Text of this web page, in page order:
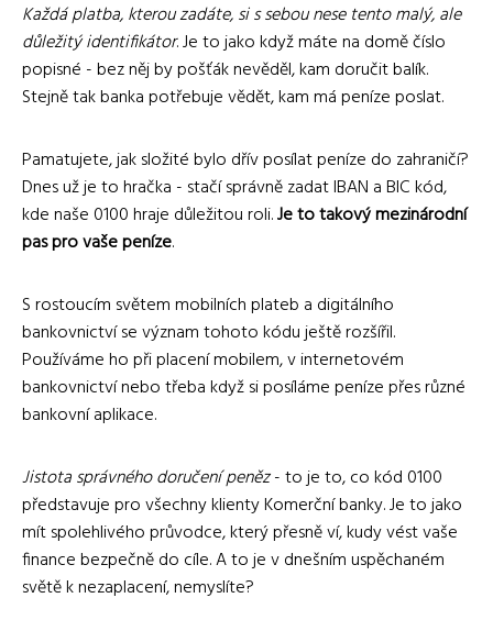
Každá platba, kterou zadáte, si s sebou nese tento malý, ale
důležitý identifikátor. Je to jako když máte na domě číslo
popisné - bez něj by pošťák nevěděl, kam doručit balík.
Stejně tak banka potřebuje vědět, kam má peníze poslat.
Pamatujete, jak složité bylo dřív posílat peníze do zahraničí?
Dnes už je to hračka - stačí správně zadat IBAN a BIC kód,
kde naše 0100 hraje důležitou roli.Je to takový mezinárodní
pas pro vaše peníze.
S rostoucím světem mobilních plateb a digitálního
bankovnictví se význam tohoto kódu ještě rozšířil.
Používáme ho při placení mobilem, v internetovém
bankovnictví nebo třeba když si posíláme peníze přes různé
bankovní aplikace.
Jistota správného doručení peněz- to je to, co kód 0100
představuje pro všechny klienty Komerční banky. Je to jako
mít spolehlivého průvodce, který přesně ví, kudy vést vaše
finance bezpečně do cíle. A to je v dnešním uspěchaném
světě k nezaplacení, nemyslíte?